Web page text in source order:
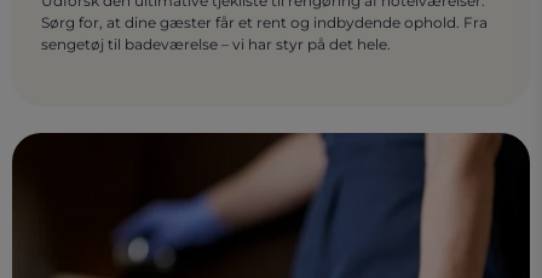
Sørg for, at dine gæster får et rent og indbydende ophold. Fra
sengetøj til badeværelse – vi har styr på det hele.